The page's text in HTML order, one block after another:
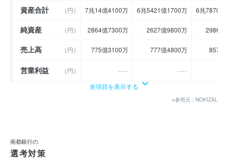
資産合計 （円） 7兆14億4100万 6兆5421億1700万 6兆7870億
純資産 （円） 2864億7300万 2627億9800万 2986億
売上高 （円） 775億3100万 777億4800万 857億
営業利益 （円） ----
----
179億8100万
売上伸び率
全項目を表示する
※参照元：NOKIZAL
南都銀行の
選考対策